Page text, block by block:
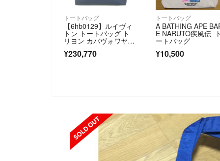
トートバッグ
【6hb0129】ルイヴィ
トン トートバッグ ト
リヨン カバヴォワヤー
ジュNV M53240 ネイ
ビー【中古】メンズ
¥230,770
トートバッグ
A BATHING APE
E NARUTO疾風伝
ートバッグ
¥10,500
SOLD OUT